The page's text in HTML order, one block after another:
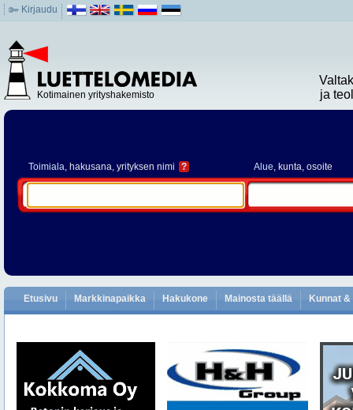
Kirjaudu
Kotimainen yrityshakemisto
ja
Toimiala, hakusana, yrityksen nimi ? Alue, kunta, osoite
Etusivu Markkinapaikka Hakukone Mainosta täällä Kunnat